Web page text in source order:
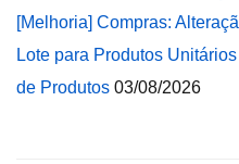
[Melhoria] Compras:
Lote para Produtos
de Produtos 03/08/2026